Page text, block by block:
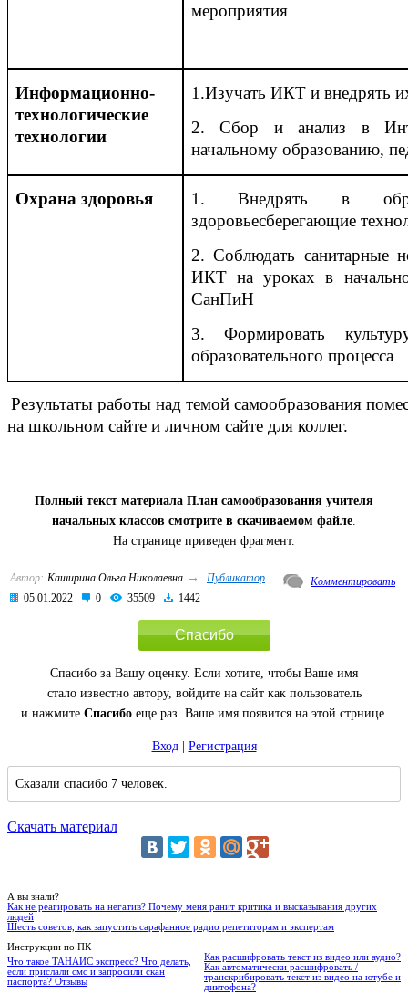
мероприятия
Информационно-
технологические
технологии
1.Изучать ИКТ и внедрять
2. Сбор и анализ в
начальному образованию,
Охрана здоровья
1. Внедрять в
здоровьесберегающие
2.Соблюдать санитарные
ИКТ на урокахв
СанПиН
3. Формировать
образовательного процесса
Результаты работы над темой самообразования
на школьном сайте и личном сайте для коллег.
Полный текст материала План самообразования учителя
начальных классов смотрите в скачиваемом файле.
На странице приведен фрагмент.
Автор: Каширина Ольга Николаевна →
Публикатор
05.01.2022
0 35509 1442
Комментировать
Спасибо
Спасибо за Вашу оценку. Если хотите, чтобы Ваше имя
стало известно автору, войдите на сайт как пользователь
и нажмите Спасибоеще раз. Ваше имя появится на этой стрнице.
Вход| Регистрация
Сказали спасибо 7 человек.
Скачать материал
А вы знали?
Как не реагировать на негатив? Почему меня ранит критика и высказывания других
людей
Шесть советов, как запустить сарафанное радио репетиторам и экспертам
Инструкции по ПК
Что такое ТАНАИС экспресс? Что делать,
если прислали смс и запросили скан
паспорта? Отзывы
Как расшифровать текст из видео или аудио?
Как автоматически расшифровать /
транскрибировать текст из видео на ютубе и
диктофона?